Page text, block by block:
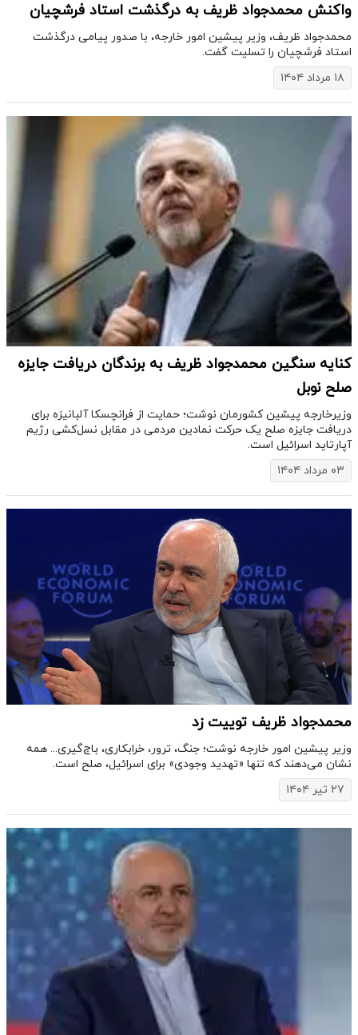
واکنش محمدجواد ظریف به درگذشت استاد فرشچیان
محمدجواد ظریف، وزیر پیشین امور خارجه، با صدور پیامی درگذشت
استاد فرشچیان را تسلیت گفت.
۱۸ مرداد ۱۴۰۴
کنایه سنگین محمدجواد ظریف به برندگان دریافت جایزه
صلح نوبل
وزیرخارجه پیشین کشورمان نوشت؛ حمایت از فرانچسکا آلبانیزه برای
دریافت جایزه صلح یک حرکت نمادین مردمی در مقابل نسل‌کشی رژیم
آپارتاید اسرائیل است.
۰۳ مرداد ۱۴۰۴
محمدجواد ظریف توییت زد
وزیر پیشین امور خارجه نوشت؛ جنگ، ترور، خرابکاری، باج‌گیری... همه
نشان می‌دهند که تنها «تهدید وجودی» برای اسرائیل، صلح است.
۲۷ تیر ۱۴۰۴